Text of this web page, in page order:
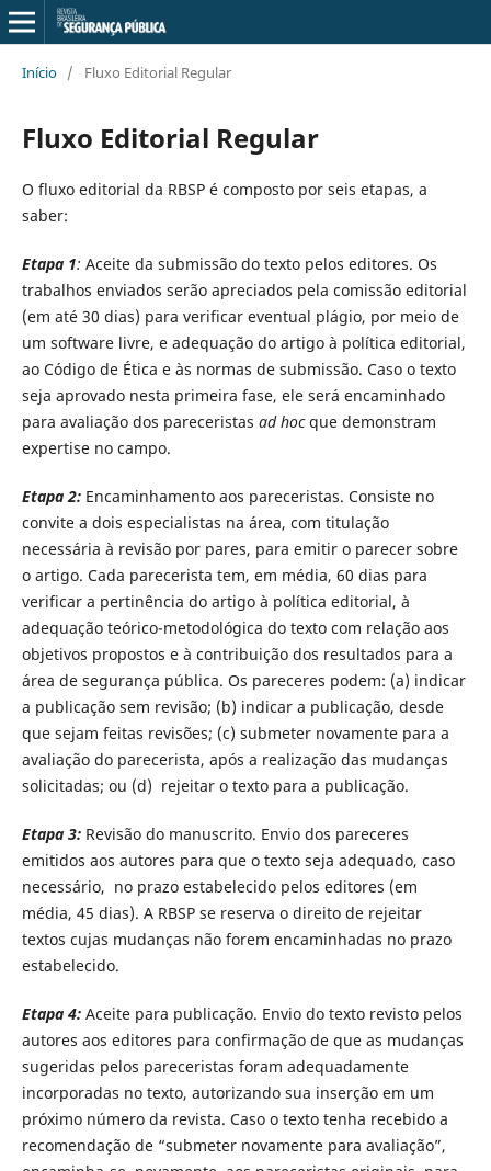
Início / Fluxo Editorial Regular
Fluxo Editorial Regular
O fluxo editorial da RBSP é composto por seis etapas, a
saber:
Etapa 1: Aceite da submissão do texto pelos editores. Os
trabalhos enviados serão apreciados pela comissão editorial
(em até 30 dias) para verificar eventual plágio, por meio de
um software livre, e adequação do artigo à política editorial,
ao Código de Ética e às normas de submissão. Caso o texto
seja aprovado nesta primeira fase, ele será encaminhado
para avaliação dos pareceristas ad hocque demonstram
expertise no campo.
Etapa 2: Encaminhamento aos pareceristas. Consiste no
convite a dois especialistas na área, com titulação
necessária à revisão por pares, para emitir o parecer sobre
o artigo. Cada parecerista tem, em média, 60 dias para
verificar a pertinência do artigo à política editorial, à
adequação teórico-metodológica do texto com relação aos
objetivos propostos e à contribuição dos resultados para a
área de segurança pública. Os pareceres podem: (a) indicar
a publicação sem revisão; (b) indicar a publicação, desde
que sejam feitas revisões; (c) submeter novamente para a
avaliação do parecerista, após a realização das mudanças
solicitadas; ou (d) rejeitar o texto para a publicação.
Etapa 3: Revisão do manuscrito. Envio dos pareceres
emitidos aos autores para que o texto seja adequado, caso
necessário, no prazo estabelecido pelos editores (em
média, 45 dias). A RBSP se reserva o direito de rejeitar
textos cujas mudanças não forem encaminhadas no prazo
estabelecido.
Etapa 4: Aceite para publicação. Envio do texto revisto pelos
autores aos editores para confirmação de que as mudanças
sugeridas pelos pareceristas foram adequadamente
incorporadas no texto, autorizando sua inserção em um
próximo número da revista. Caso o texto tenha recebido a
recomendação de “submeter novamente para avaliação”,